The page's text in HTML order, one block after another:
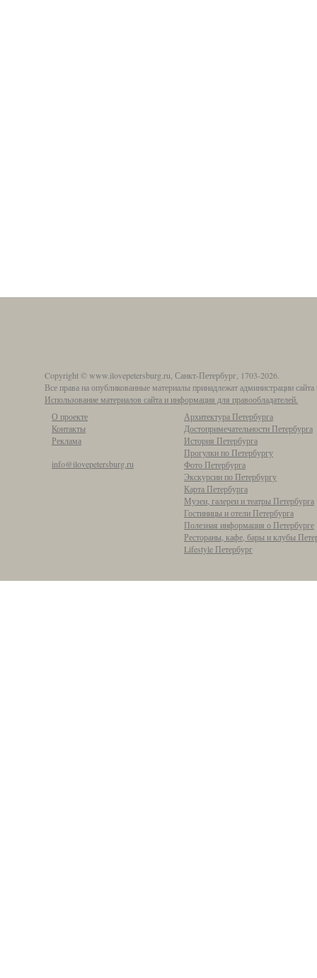
Copyright © www.ilovepetersburg.ru, Санкт-Петербург, 1703-2026.
Все права на опубликованные материалы принадлежат администрации
Использование материалов сайта и информация для правообладателей.
О проекте
Контакты
Реклама
info@ilovepetersburg.ru
Архитектура Петербурга
Достопримечательности Петербурга
История Петербурга
Прогулки по Петербургу
Фото Петербурга
Экскурсии по Петербургу
Карта Петербурга
Музеи, галереи и театры Петербурга
Гостиницы и отели Петербурга
Полезная информация о Петербурге
Рестораны, кафе, бары и клубы
Lifestyle Петербург